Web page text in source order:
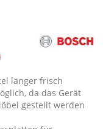
länger frisch
da das Gerät
gestellt werden